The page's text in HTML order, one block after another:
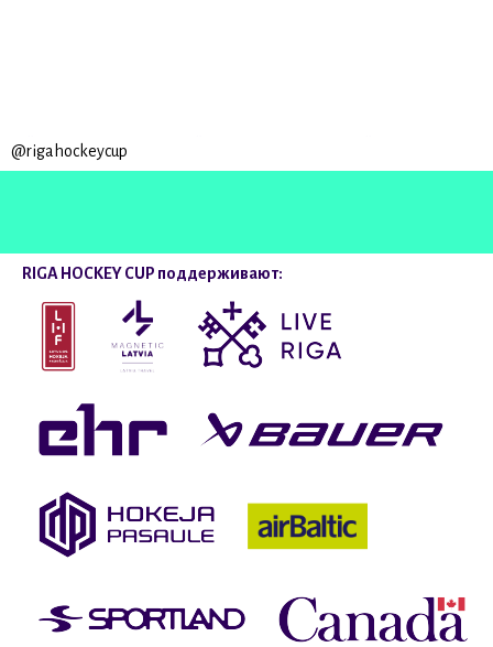
@rigahockeycup
RIGA HOCKEY CUP поддерживают: